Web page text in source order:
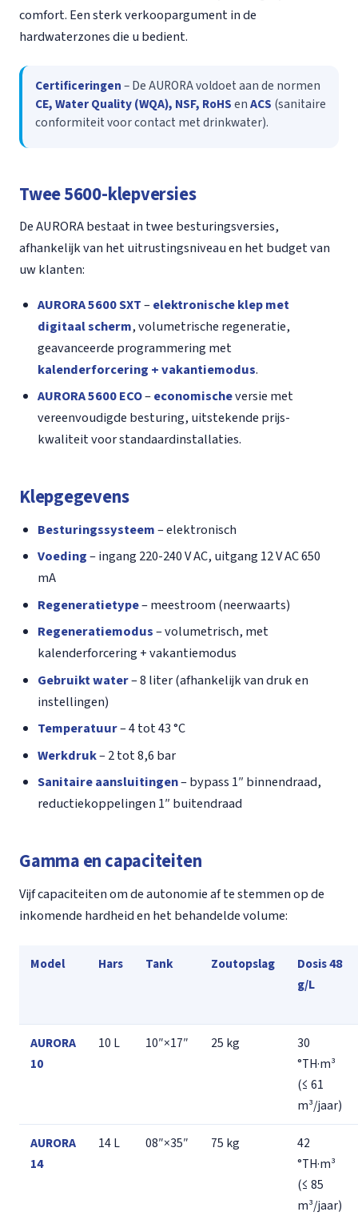
comfort. Een sterk verkoopargument in de
hardwaterzones die u bedient.
Certificeringen– De AURORA voldoet aan de normen
CE, Water Quality (WQA), NSF, RoHSenACS (sanitaire
conformiteit voor contact met drinkwater).
Twee 5600-klepversies
De AURORA bestaat in twee besturingsversies,
afhankelijk van het uitrustingsniveau en het budget van
uw klanten:
AURORA 5600 SXT–elektronische klep met
digitaal scherm, volumetrische regeneratie,
geavanceerde programmering met
kalenderforcering + vakantiemodus.
AURORA 5600 ECO–economischeversie met
vereenvoudigde besturing, uitstekende prijs-
kwaliteit voor standaardinstallaties.
Klepgegevens
Besturingssysteem– elektronisch
Voeding– ingang 220-240 V AC, uitgang 12 V AC 650
mA
Regeneratietype– meestroom (neerwaarts)
Regeneratiemodus– volumetrisch, met
kalenderforcering + vakantiemodus
Gebruikt water– 8 liter (afhankelijk van druk en
instellingen)
Temperatuur– 4 tot 43 °C
Werkdruk– 2 tot 8,6 bar
Sanitaire aansluitingen– bypass 1″ binnendraad,
reductiekoppelingen 1″ buitendraad
Gamma en capaciteiten
Vijf capaciteiten om de autonomie af te stemmen op de
inkomende hardheid en het behandelde volume:
Model Hars Tank Zoutopslag
Dosis 48
g/L
AURORA
10
10 L 10″×17″ 25 kg
30
°TH·m³
(≤ 61
m³/jaar)
AURORA
14
14 L 08″×35″ 75 kg
42
°TH·m³
(≤ 85
m³/jaar)